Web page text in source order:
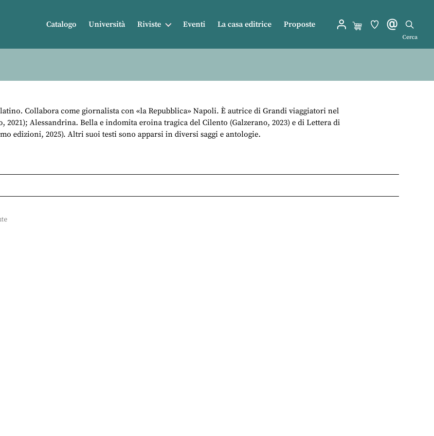
Catalogo Università Riviste Eventi La casa editrice Proposte
Cerca
Collabora come giornalista con «la Repubblica» Napoli. È autrice di Grandi viaggiatori nel
2021); Alessandrina. Bella e indomita eroina tragica del Cilento (Galzerano, 2023) e di Lettera di
edizioni, 2025). Altri suoi testi sono apparsi in diversi saggi e antologie.